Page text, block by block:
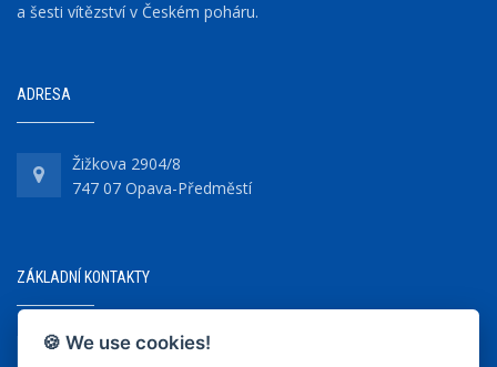
a šesti vítězství v Českém poháru.
ADRESA
Žižkova 2904/8
747 07 Opava-Předměstí
ZÁKLADNÍ KONTAKTY
+420 737 218 679
🍪 We use cookies!